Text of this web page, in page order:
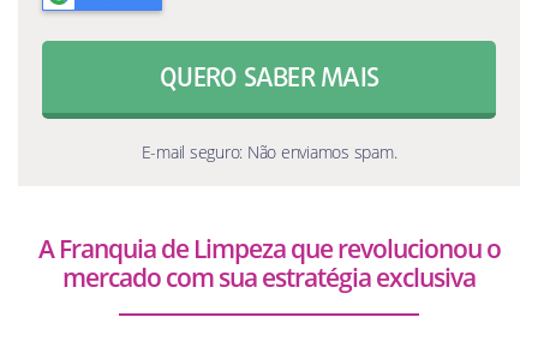
QUERO SABER MAIS
E-mail seguro: Não enviamos spam.
A Franquia de Limpeza que revolucionou o
mercado com sua estratégia exclusiva